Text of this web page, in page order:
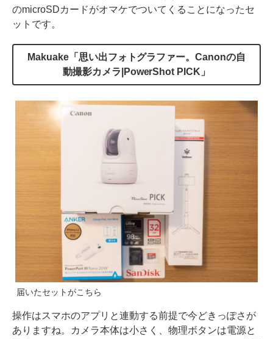
のmicroSDカードがオマケでついてくることになったセ
ットです。
Makuake「思い出フォトグラファー。Canonの自
動撮影カメラ|PowerShot PICK」
届いたセットがこちら
操作はスマホのアプリと連動する前提で今どきっぽさが
ありますね。カメラ本体は小さく、物理ボタンは電源と